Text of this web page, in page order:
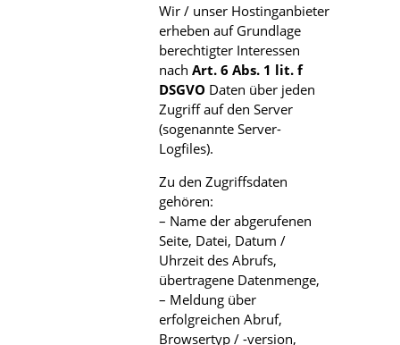
Wir / unser Hostinganbieter
erheben auf Grundlage
berechtigter Interessen
nach Art. 6 Abs. 1 lit. f
DSGVO Daten über jeden
Zugriff auf den Server
(sogenannte Server-
Logfiles).
Zu den Zugriffsdaten
gehören:
– Name der abgerufenen
Seite, Datei, Datum /
Uhrzeit des Abrufs,
übertragene Datenmenge,
– Meldung über
erfolgreichen Abruf,
Browsertyp / -version,